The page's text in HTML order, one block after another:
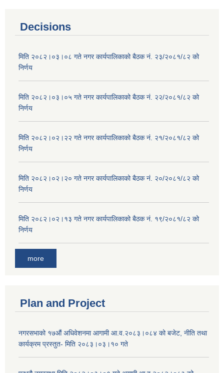
Decisions
मिति २०८२।०३।०८ गते नगर कार्यपालिकाको बैठक नं. २३/२०८१/८२ को
निर्णय
मिति २०८२।०३।०५ गते नगर कार्यपालिकाको बैठक नं. २२/२०८१/८२ को
निर्णय
मिति २०८२।०२।२२ गते नगर कार्यपालिकाको बैठक नं. २१/२०८१/८२ को
निर्णय
मिति २०८२।०२।२० गते नगर कार्यपालिकाको बैठक नं. २०/२०८१/८२ को
निर्णय
मिति २०८२।०२।१३ गते नगर कार्यपालिकाको बैठक नं. १९/२०८१/८२ को
निर्णय
more
Plan and Project
नगरसभाको १७औं अधिवेशनमा आगामी आ.व.२०८३।०८४ को बजेट, नीति तथा
कार्यक्रम प्रस्तुत- मिति २०८३।०३।१० गते